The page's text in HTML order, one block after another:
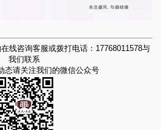
线咨询客服或拨打电话：17768011578与
我们联系
态请关注我们的微信公众号